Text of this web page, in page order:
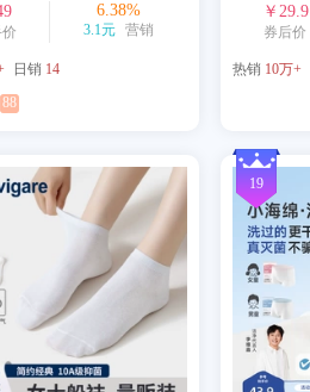
6.38%
3.1元 营销
日销 14
88
￥ 29.9
券后价
热销 10万+
19